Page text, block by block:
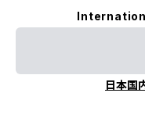
日本国